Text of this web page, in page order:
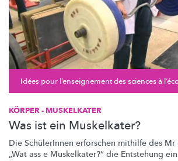
Idées pour l’enseignement des sciences à
KÖRPER - MUSKELKATER
Was ist ein Muskelkater?
Die SchülerInnen erforschen mithilfe des Mr
„Wat ass e Muskelkater?“ die Entstehung